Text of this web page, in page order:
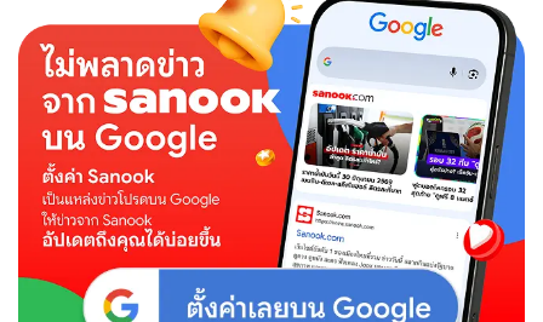
จัด
เรือ
ยอร์
ชลำ
ฉลอง
เกิด
กี้"